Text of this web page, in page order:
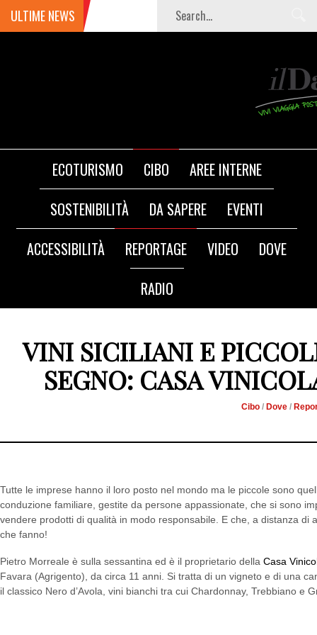
ULTIME NEWS
ECOTURISMO CIBO
AREE INTERNE
SOSTENIBILITÀ
DA SAPERE
EVENTI
ACCESSIBILITÀ
REPORTAGE VIDEO
DOVE
RADIO
VINI SICILIANI E
SEGNO: CASA
Cibo / Dove /
Tutte le imprese hanno il loro posto nel mondo ma le piccole sono
conduzione familiare, gestite da persone appassionate, che si sono
vendere prodotti di qualità in modo responsabile. E che, a distanza di
che fanno!
Pietro Morreale è sulla sessantina ed è il proprietario della Casa
Favara (Agrigento), da circa 11 anni. Si tratta di un vigneto e di una
il classico Nero d’Avola, vini bianchi tra cui Chardonnay, Trebbiano e